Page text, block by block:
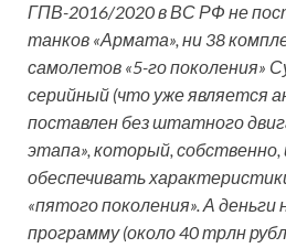
ГПВ-2016/2020 в ВС РФ не
танков «Армата», ни 38
самолетов «5-го поколения»
серийный (что уже является
поставлен без штатного
этапа», который, собственно,
обеспечивать
«пятого поколения». А
программу (около 40 трлн